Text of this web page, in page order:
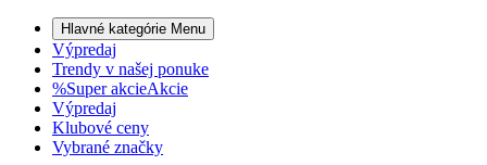
Hlavné kategórie Menu
Výpredaj
Trendy v našej ponuke
%Super akcieAkcie
Výpredaj
Klubové ceny
Vybrané značky